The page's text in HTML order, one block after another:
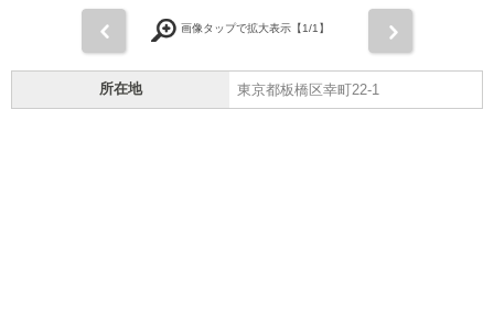
画像タップで拡大表示【1/1】
所在地 東京都板橋区幸町22-1